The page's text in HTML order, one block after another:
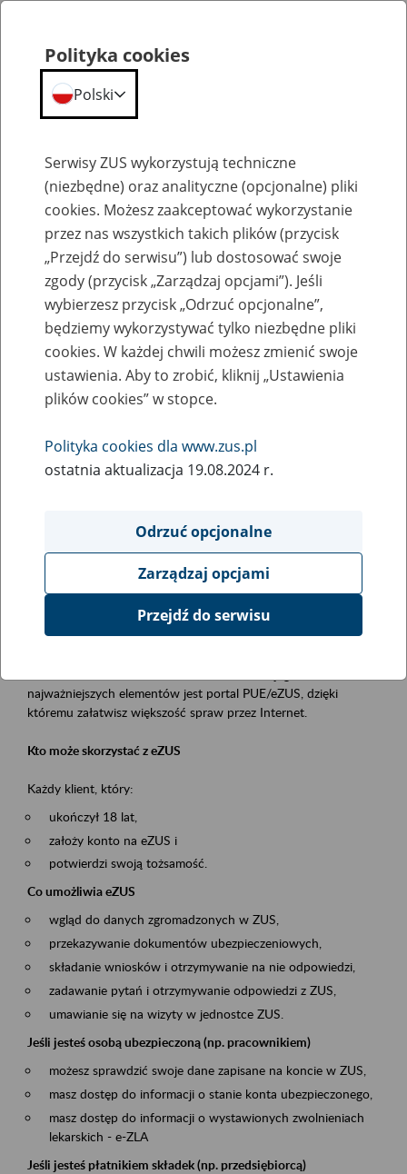
Szkolenia
Zaproś ZUS do siebie - zakładanie profili
eZUS w siedzibie Twojej firmy
Rodzaj wydarzenia
Szkolenia
Obszar merytoryczny
obsługa klientów
Opis wydarzenia
Platforma Usług Elektronicznych ZUS eZUS
najważniejszych elementów jest portal PUE/eZUS, dzięki
któremu załatwisz większość spraw przez Internet.
Kto może skorzystać z eZUS
Każdy klient, który:
ukończył 18 lat,
założy konto na eZUS i
potwierdzi swoją tożsamość.
Co umożliwia eZUS
wgląd do danych zgromadzonych w ZUS,
przekazywanie dokumentów ubezpieczeniowych,
składanie wniosków i otrzymywanie na nie odpowiedzi,
zadawanie pytań i otrzymywanie odpowiedzi z ZUS,
umawianie się na wizyty w jednostce ZUS.
Jeśli jesteś osobą ubezpieczoną (np. pracownikiem)
możesz sprawdzić swoje dane zapisane na koncie w ZUS,
masz dostęp do informacji o stanie konta ubezpieczonego,
masz dostęp do informacji o wystawionych zwolnieniach
lekarskich - e-ZLA
Jeśli jesteś płatnikiem składek (np. przedsiębiorcą)
Polityka cookies
Polski
Serwisy ZUS wykorzystują techniczne
(niezbędne) oraz analityczne (opcjonalne) pliki
cookies. Możesz zaakceptować wykorzystanie
przez nas wszystkich takich plików (przycisk
„Przejdź do serwisu”) lub dostosować swoje
zgody (przycisk „Zarządzaj opcjami”). Jeśli
wybierzesz przycisk „Odrzuć opcjonalne”,
będziemy wykorzystywać tylko niezbędne pliki
cookies. W każdej chwili możesz zmienić swoje
ustawienia. Aby to zrobić, kliknij „Ustawienia
plików cookies” w stopce.
Polityka cookies dla www.zus.pl
ostatnia aktualizacja 19.08.2024 r.
Odrzuć opcjonalne
Zarządzaj opcjami
Przejdź do serwisu